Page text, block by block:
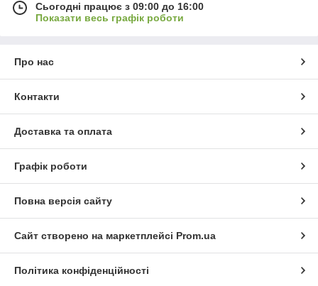
Сьогодні працює з 09:00 до 16:00
Показати весь графік роботи
Про нас
Контакти
Доставка та оплата
Графік роботи
Повна версія сайту
Сайт створено на маркетплейсі Prom.ua
Політика конфіденційності